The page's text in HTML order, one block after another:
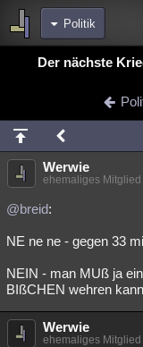
Politik
Bereiche
Chat Wiki
meine Rubriken
Menschen
Spiritualität
Natur Umfragen
weitere Rubriken
Philosophie Träume
Astronomie
Der nächste
Werwie
ehemaliges Mitglied
@breid:
NE ne ne - gegen 33
NEIN - man MUß ja
BIßCHEN wehren
Werwie
ehemaliges Mitglied